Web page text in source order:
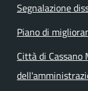
Segnalazione
Piano di
Città di Cassano